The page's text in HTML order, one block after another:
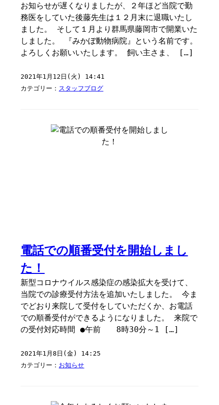
お知らせが遅くなりましたが、２年ほど当院で勤
務医をしていた後藤先生は１２月末に退職いたし
ました。 そして１月より群馬県藤岡市で開業いた
しました。 『みかぼ動物病院』という名前です。
よろしくお願いいたします。 飼い主さま、 […]
2021年1月12日(火) 14:41
カテゴリー： スタッフブログ
電話での順番受付を開始しまし
た！
新型コロナウイルス感染症の感染拡大を受けて、
当院での診療受付方法を追加いたしました。 今ま
でどおり来院して受付をしていただくか、お電話
での順番受付ができるようになりました。 来院で
の受付対応時間 ●午前 8時30分～1 […]
2021年1月8日(金) 14:25
カテゴリー： お知らせ